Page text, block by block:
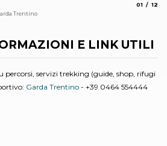
Trentino
01 12
E LINK UTILI
percorsi, servizi trekking (guide, shop, rifugi
Garda Trentino - +39 0464 554444